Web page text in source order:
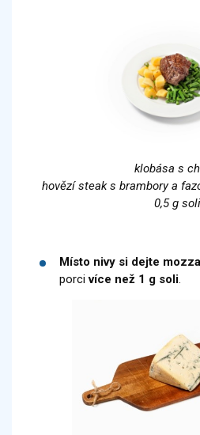
klobása s
hovězí steak s brambory a
0,5 g soli
Místo nivy si dejte
porcivíce než 1 g soli.